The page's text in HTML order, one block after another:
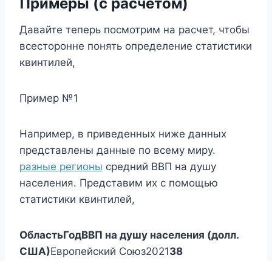
Примеры (с расчетом)
Давайте теперь посмотрим на расчет, чтобы
всесторонне понять определение статистики
квинтилей,
Пример №1
Например, в приведенных ниже данных
представлены данные по всему миру.
разные регионы средний ВВП на душу
населения. Представим их с помощью
статистики квинтилей,
ОбластьГодВВП на душу населения (долл.
США)Европейский Союз202138